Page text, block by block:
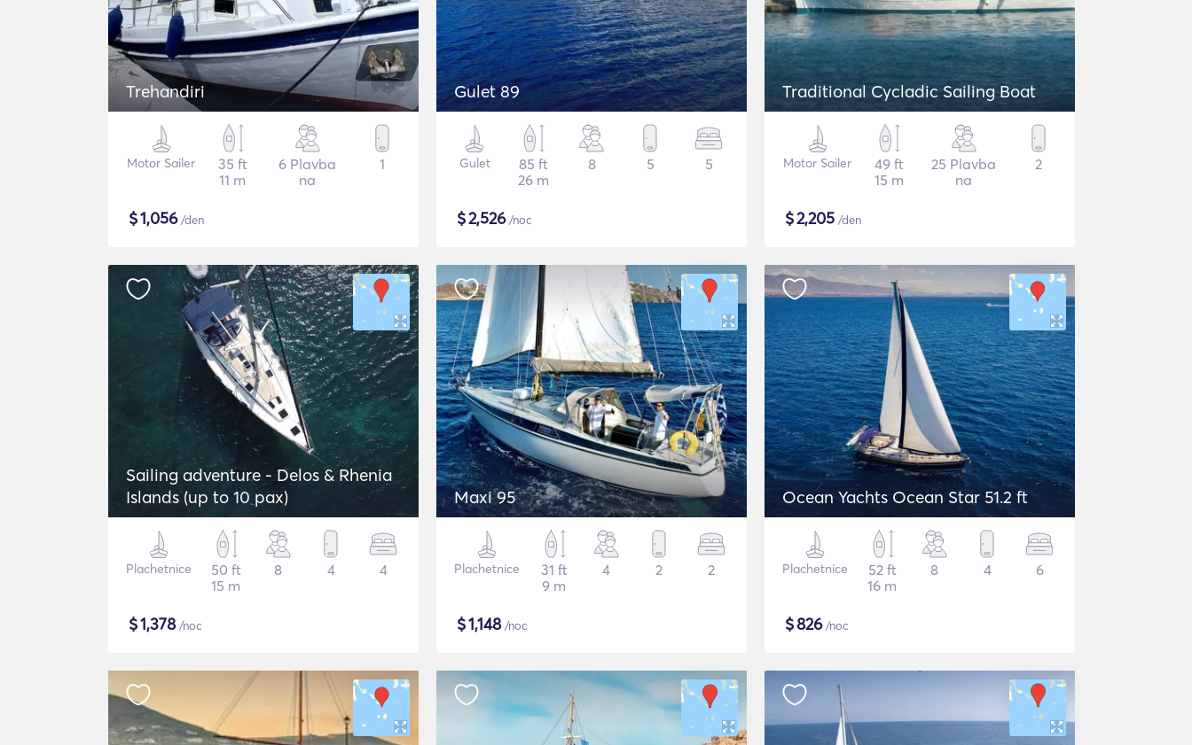
Trehandiri
Motor Sailer
35 ft
11 m
6 Plavba
na
1
$1,056/den
Gulet 89
Gulet
85 ft
26 m
8 5 5
$2,526/noc
Traditional Cycladic Sailing Boat
Motor Sailer
49 ft
15 m
25 Plavba
na
2
$2,205 /den
Sailing adventure - Delos & Rhenia
Islands (up to 10 pax)
Plachetnice
50 ft
15 m
8 4 4
$1,378/noc
Maxi 95
Plachetnice
31 ft
9 m
4 2 2
$1,148/noc
Ocean Yachts Ocean Star 51.2 ft
Plachetnice
52 ft
16 m
8 4 6
$826/noc